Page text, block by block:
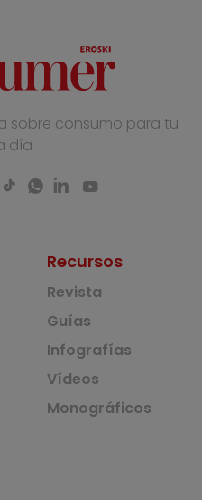
sobre consumo para tu
día
Recursos
Revista
Guías
Infografías
Vídeos
Monográficos